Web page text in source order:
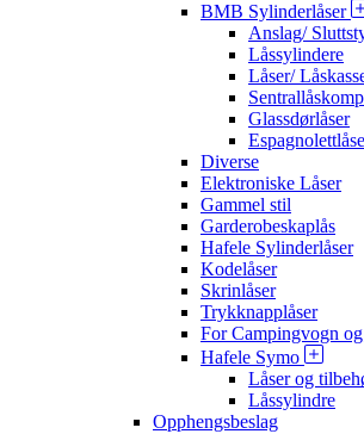
BMB Sylinderlåser
Anslag/
Låssylindere
Låser/
Glassdørlåser
Diverse
Elektroniske Låser
Gammel stil
Garderobeskaplås
Hafele Sylinderlåser
Kodelåser
Skrinlåser
Trykknapplåser
For Campingvogn
Hafele Symo
Låser og
Låssylindre
Opphengsbeslag